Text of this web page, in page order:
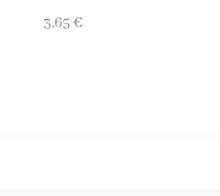
3,65€